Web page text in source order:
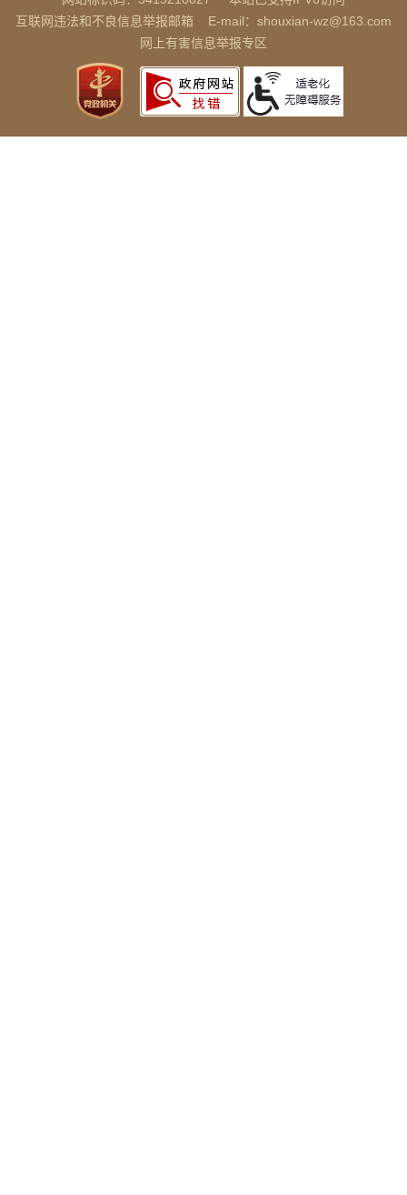
互联网违法和不良信息举报邮箱
E-mail：shouxian-wz@163.com
网上有害信息举报专区